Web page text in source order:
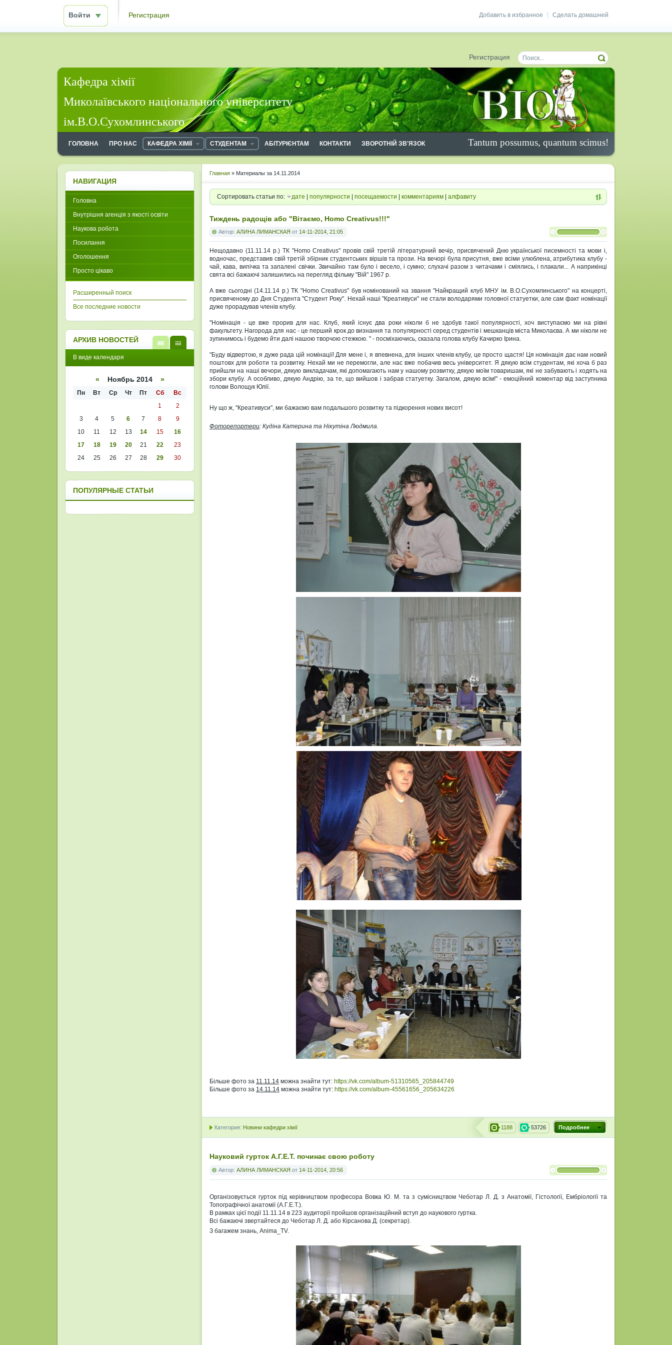
Сделать домашней
Добавить в избранное
Войти Регистрация
Регистрация
Кафедра хімії
Миколаївського національного університету
ім.В.О.Сухомлинського
Tantum possumus, quantum scimus!
ГОЛОВНА ПРО НАС КАФЕДРА ХІМІЇ СТУДЕНТАМ АБІТУРІЄНТАМ КОНТАКТИ ЗВОРОТНІЙ ЗВ'ЯЗОК
Главная » Материалы за 14.11.2014
Сортировать статьи по: дате популярности посещаемости комментариям алфавиту
Тиждень радощів або "Вітаємо, Homo Creativus!!!"
Автор: АЛИНА ЛИМАНСКАЯ от 14-11-2014, 21:05
Нещодавно (11.11.14 р.) ТК "Homo Creativus" провів свій третій літературний вечір, присвячений Дню української писемності та мови і,
водночас, представив свій третій збірник студентських віршів та прози. На вечорі була присутня, вже всіми улюблена, атрибутика клубу -
чай, кава, випічка та запалені свічки. Звичайно там було і весело, і сумно; слухачі разом з читачами і сміялись, і плакали... А наприкінці
свята всі бажаючі залишились на перегляд фільму "Вій" 1967 р.
А вже сьогодні (14.11.14 р.) ТК "Homo Creativus" був номінований на звання "Найкращий клуб МНУ ім. В.О.Сухомлинського" на концерті,
присвяченому до Дня Студента "Студент Року". Нехай наші "Креативуси" не стали володарями головної статуетки, але сам факт номінації
дуже прорадував членів клубу.
"Номінація - це вже прорив для нас. Клуб, який існує два роки ніколи б не здобув такої популярності, хоч виступаємо ми на рівні
факультету. Нагорода для нас - це перший крок до визнання та популярності серед студентів і мешканців міста Миколаєва. А ми ніколи не
зупинимось і будемо йти далі нашою творчою стежкою. " - посміхаючись, сказала голова клубу Качирко Ірина.
"Буду відвертою, я дуже рада цій номінації! Для мене і, я впевнена, для інших членів клубу, це просто щастя! Ця номінація дає нам новий
поштовх для роботи та розвитку. Нехай ми не перемогли, але нас вже побачив весь університет. Я дякую всім студентам, які хоча б раз
прийшли на наші вечори, дякую викладачам, які допомагають нам у нашому розвитку, дякую моїм товаришам, які не забувають і ходять на
збори клубу. А особливо, дякую Андрію, за те, що вийшов і забрав статуетку. Загалом, дякую всім!" - емоційний коментар від заступника
голови Волощук Юлії.
Ну що ж, "Креативуси", ми бажаємо вам подальшого розвитку та підкорення нових висот!
Фоторепортери: Кудіна Катерина та Нікутіна Людмила.
Більше фото за 11.11.14 можна знайти тут: https://vk.com/album-51310565_205844749
Більше фото за 14.11.14 можна знайти тут: https://vk.com/album-45561656_205634226
Подробнее
53726
1188
Категория: Новини кафедри хімії
Науковий гурток А.Г.Е.Т. починає свою роботу
Автор: АЛИНА ЛИМАНСКАЯ от 14-11-2014, 20:56
Організовується гурток під керівництвом професора Вовка Ю. М. та з сумісництвом Чеботар Л. Д. з Анатомії, Гістології, Ембріології та
Топографічної анатомії (А.Г.Е.Т.).
В рамках цієї події 11.11.14 в 223 аудиторії пройшов організаційний вступ до наукового гуртка.
Всі бажаючі звертайтеся до Чеботар Л. Д. або Кірсанова Д. (секретар).
З багажем знань, Anima_TV.
НАВИГАЦИЯ
Головна
Внутрішня агенція з якості освіти
Наукова робота
Посилання
Оголошення
Просто цікаво
Расширенный поиск
Все последние новости
АРХИВ НОВОСТЕЙ
кален
списк
В виде календаря
« Ноябрь 2014 »
Пн Вт Ср Чт Пт Сб
Вс
1
2
3
4 5 6 7 8
9
10
11 12 13 14 15
16
17
18 19 20 21 22
23
24
25 26 27 28 29 30
ПОПУЛЯРНЫЕ СТАТЬИ